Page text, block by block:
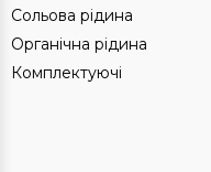
Сольова рідина
Органічна рідина
Комплектуючі